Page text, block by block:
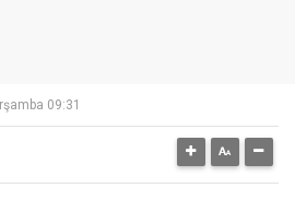
09:31